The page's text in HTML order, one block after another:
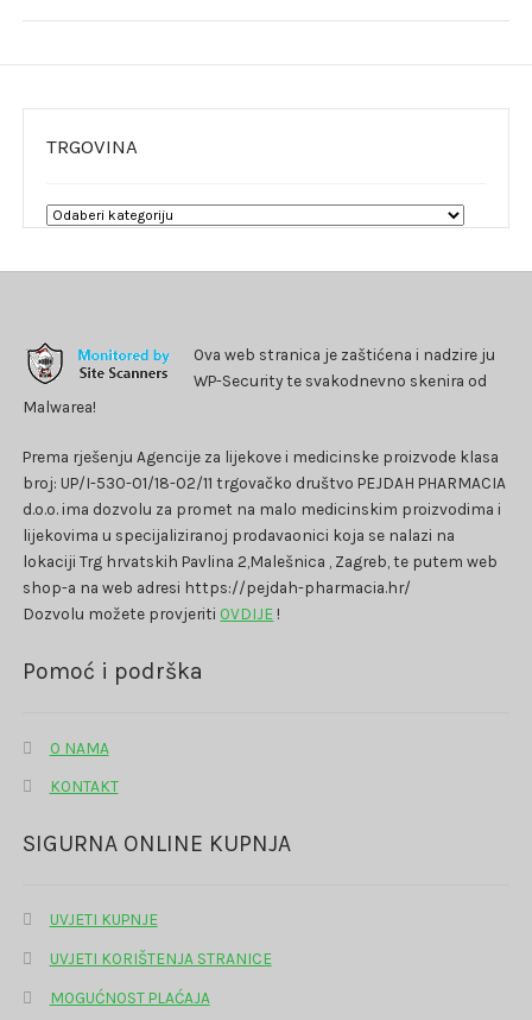
TRGOVINA
Ova web stranica je zaštićena i nadzire ju
WP-Security te svakodnevno skenira od
Malwarea!
Prema rješenju Agencije za lijekove i medicinske proizvode klasa
broj: UP/I-530-01/18-02/11 trgovačko društvo PEJDAH PHARMACIA
d.o.o. ima dozvolu za promet na malo medicinskim proizvodima i
lijekovima u specijaliziranoj prodavaonici koja se nalazi na
lokaciji Trg hrvatskih Pavlina 2,Malešnica , Zagreb, te putem web
shop-a na web adresi https://pejdah-pharmacia.hr/
Dozvolu možete provjeriti OVDIJE !
Pomoć i podrška
O NAMA
KONTAKT
SIGURNA ONLINE KUPNJA
UVJETI KUPNJE
UVJETI KORIŠTENJA STRANICE
MOGUĆNOST PLAĆAJA